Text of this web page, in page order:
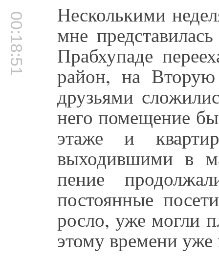
00:18:51 Несколькими
мне
Прабхупаде
район, на
друзьями
него помещение
этаже и
выходившими в
пение
постоянные
росло, уже могли
этому времени